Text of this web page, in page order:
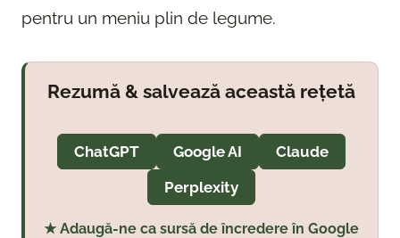
pentru un meniu plin de legume.
Rezumă & salvează această rețetă
ChatGPT Google AI
Claude
Perplexity
★ Adaugă-ne ca sursă de încredere în Google